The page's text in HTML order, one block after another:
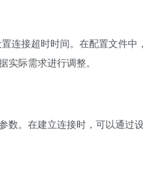
连接超时时间。在配置文件
际需求进行调整。
数。在建立连接时，可以通过